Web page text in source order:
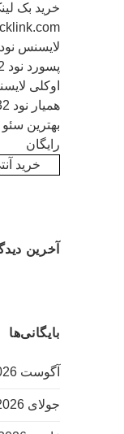
خرید بک
لایسنس نود32
پسورد نود 32
اوکلی
همیار نود 32
بهترین سئو
رایگان
خرید
آخرین
بایگانی‌ها
آگوست 2026
جولای 2026